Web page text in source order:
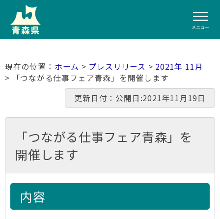
メニュー
ホーム > プレスリリース > 2021年 11月
> 「つながる仕事フェア青森」を開催します
更新日付：公開日:2021年11月19日
「つながる仕事フェア青森」を
開催します
内容